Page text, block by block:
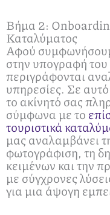
Βήμα 2:
Καταλύματος
Αφού
στην υπογραφή
περιγράφονται
υπηρεσίες. Σε αυτό
το ακίνητό σας
σύμφωνα με το
τουριστικά
μας αναλαμβάνει
φωτογράφιση, τη
κειμένων και την
με σύγχρονες
για μια άψογη